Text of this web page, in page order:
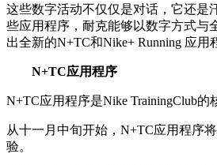
这些数字活动不仅仅是对话，它还是
些应用程序，耐克能够以数字方式与
出全新的N+TC和Nike+ Running 应用
N+TC应用程序
N+TC应用程序是Nike TrainingClub
从十一月中旬开始，N+TC应用程序
验。